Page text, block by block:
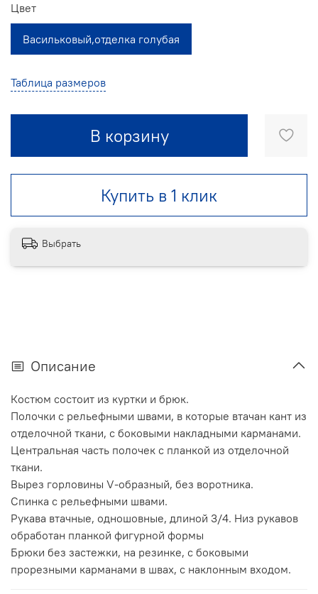
Таблица размеров
В корзину
Купить в 1 клик
Цвет
Васильковый,отделка голубая
Выбрать
Описание
Костюм состоит из куртки и брюк.
Полочки с рельефными швами, в которые втачан кант из
отделочной ткани, с боковыми накладными карманами.
Центральная часть полочек с планкой из отделочной
ткани.
Вырез горловины V-образный, без воротника.
Спинка с рельефными швами.
Рукава втачные, одношовные, длиной 3/4. Низ рукавов
обработан планкой фигурной формы
Брюки без застежки, на резинке, с боковыми
прорезными карманами в швах, с наклонным входом.